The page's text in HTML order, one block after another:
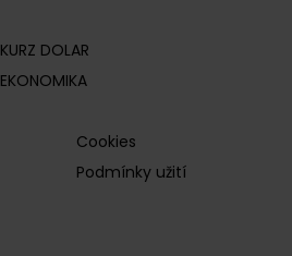
KURZ DOLAR
EKONOMIKA
Cookies
Podmínky užití